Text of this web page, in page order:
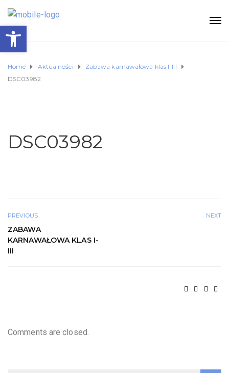
Home Aktualności
Zabawa karnawałowa klas I-III
DSC03982
DSC03982
PREVIOUS
ZABAWA
KARNAWAŁOWA KLAS I-
III
NEXT
Comments are closed.
Otwórz pasek narzędzi